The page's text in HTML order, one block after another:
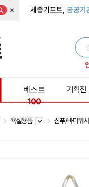
× 세종기프트, 공공기
베스트
100
기획전
욕실용품 샴푸/바디워